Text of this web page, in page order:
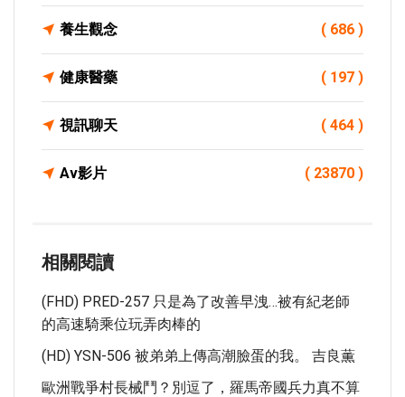
養生觀念 ( 686 )
健康醫藥 ( 197 )
視訊聊天 ( 464 )
Av影片 ( 23870 )
相關閱讀
(FHD) PRED-257 只是為了改善早洩…被有紀老師
的高速騎乘位玩弄肉棒的
(HD) YSN-506 被弟弟上傳高潮臉蛋的我。 吉良薫
歐洲戰爭村長械鬥？別逗了，羅馬帝國兵力真不算